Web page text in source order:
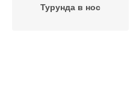
Турунда в нос